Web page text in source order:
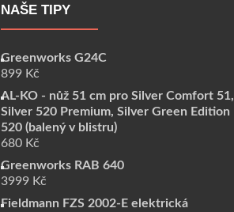
NAŠE TIPY
Greenworks G24C
899 Kč
AL-KO - nůž 51 cm pro Silver Comfort 51,
Silver 520 Premium, Silver Green Edition
520 (balený v blistru)
680 Kč
Greenworks RAB 640
3999 Kč
Fieldmann FZS 2002-E elektrická